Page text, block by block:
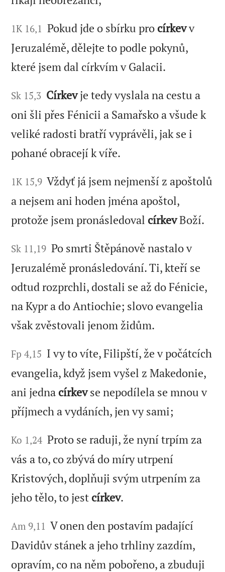
1K 16,1 Pokud jde o sbírku pro církevv
Jeruzalémě, dělejte to podle pokynů,
které jsem dal církvím v Galacii.
Sk 15,3 Církevje tedy vyslala na cestu a
oni šli přes Fénicii a Samařsko a všude k
veliké radosti bratří vyprávěli, jak se i
pohané obracejí k víře.
1K 15,9 Vždyť já jsem nejmenší z apoštolů
a nejsem ani hoden jména apoštol,
protože jsem pronásledoval církevBoží.
Sk 11,19 Po smrti Štěpánově nastalo v
Jeruzalémě pronásledování. Ti, kteří se
odtud rozprchli, dostali se až do Fénicie,
na Kypr a do Antiochie; slovo evangelia
však zvěstovali jenom židům.
Fp 4,15 I vy to víte, Filipští, že v počátcích
evangelia, když jsem vyšel z Makedonie,
ani jedna církevse nepodílela se mnou v
příjmech a vydáních, jen vy sami;
Ko 1,24 Proto se raduji, že nyní trpím za
vás a to, co zbývá do míry utrpení
Kristových, doplňuji svým utrpením za
jeho tělo, to jest církev.
Am 9,11 V onen den postavím padající
Davidův stánek a jeho trhliny zazdím,
opravím, co na něm pobořeno, a zbuduji